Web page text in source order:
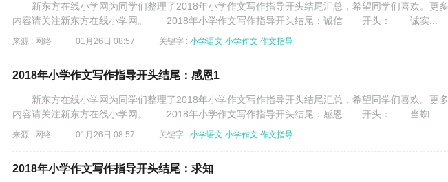
新东方在线小学网为同学们整理了2018年小学作文写作指导开头结尾汇总，希望同学们喜欢。更多
内容请关注新东方在线小学网。 2018年小学作文写作指导开头结尾：诚信 开头： 诚实...
来源 : 网络 01月26日 08:57 关键字 : 小学语文 小学作文 作文指导
2018年小学作文写作指导开头结尾：感恩1
新东方在线小学网为同学们整理了2018年小学作文写作指导开头结尾汇总，希望同学们喜欢。更多
内容请关注新东方在线小学网。 2018年小学作文写作指导开头结尾：感恩 开头： 当蜘...
来源 : 网络 01月26日 08:57 关键字 : 小学语文 小学作文 作文指导
2018年小学作文写作指导开头结尾：求知